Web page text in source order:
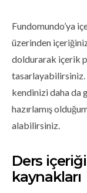
Fundomundo’ya
üzerinden
doldurarak içerik
tasarlayabilirsiniz.
kendinizi daha da
hazırlamış
alabilirsiniz.
Ders
kaynakları